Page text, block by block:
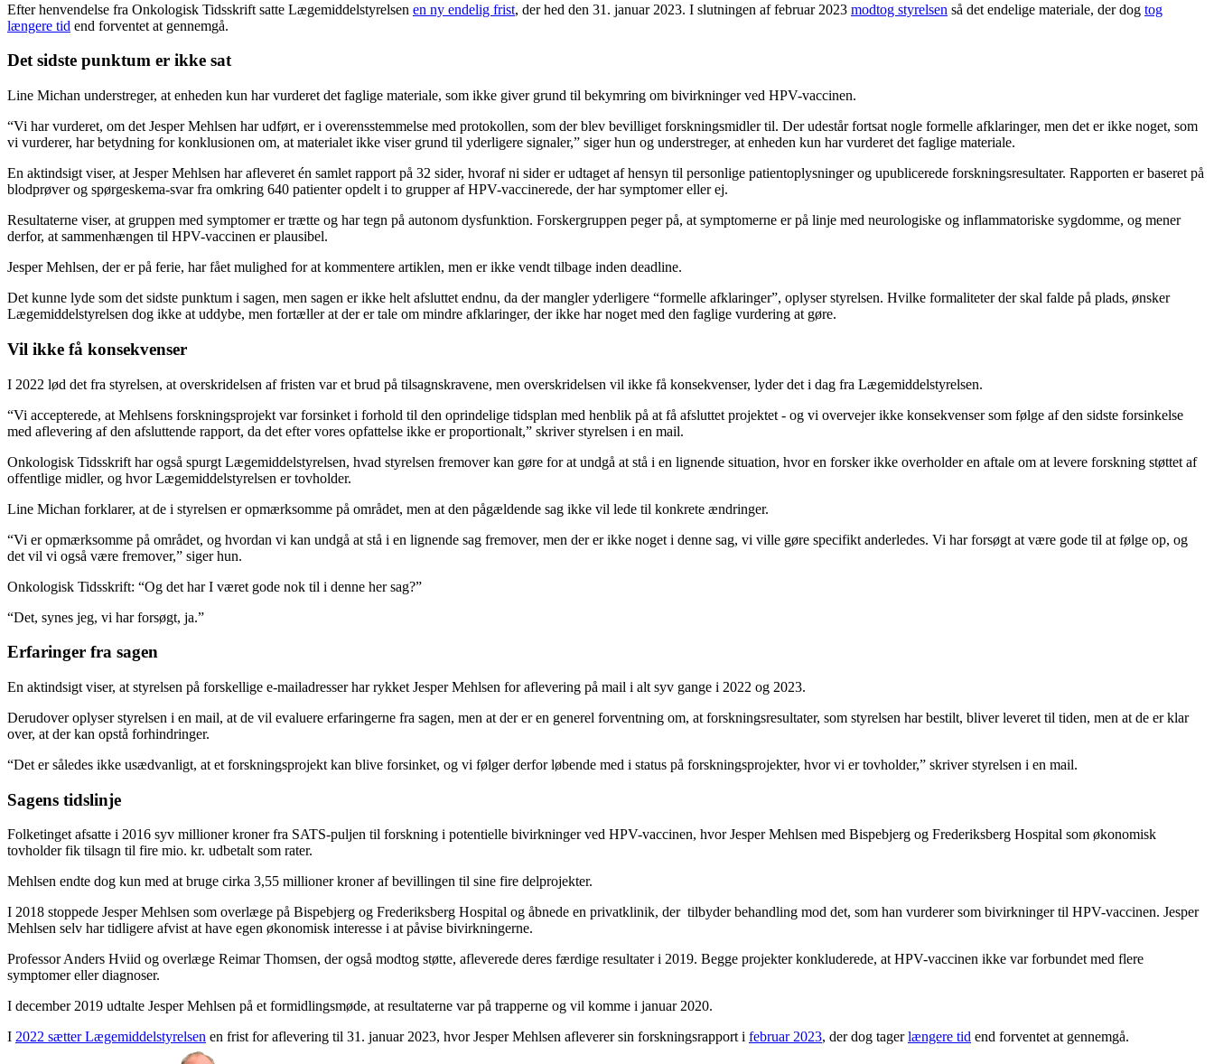
Efter henvendelse fra Onkologisk Tidsskrift satte Lægemiddelstyrelsen en ny endelig frist, der hed den 31. januar 2023. I slutningen af februar 2023 modtog styrelsen så det endelige materiale, der dog tog
længere tid end forventet at gennemgå.
Det sidste punktum er ikke sat
Line Michan understreger, at enheden kun har vurderet det faglige materiale, som ikke giver grund til bekymring om bivirkninger ved HPV-vaccinen.
“Vi har vurderet, om det Jesper Mehlsen har udført, er i overensstemmelse med protokollen, som der blev bevilliget forskningsmidler til. Der udestår fortsat nogle formelle afklaringer, men det er ikke noget, som
vi vurderer, har betydning for konklusionen om, at materialet ikke viser grund til yderligere signaler,” siger hun og understreger, at enheden kun har vurderet det faglige materiale.
En aktindsigt viser, at Jesper Mehlsen har afleveret én samlet rapport på 32 sider, hvoraf ni sider er udtaget af hensyn til personlige patientoplysninger og upublicerede forskningsresultater. Rapporten er baseret på
blodprøver og spørgeskema-svar fra omkring 640 patienter opdelt i to grupper af HPV-vaccinerede, der har symptomer eller ej.
Resultaterne viser, at gruppen med symptomer er trætte og har tegn på autonom dysfunktion. Forskergruppen peger på, at symptomerne er på linje med neurologiske og inflammatoriske sygdomme, og mener
derfor, at sammenhængen til HPV-vaccinen er plausibel.
Jesper Mehlsen, der er på ferie, har fået mulighed for at kommentere artiklen, men er ikke vendt tilbage inden deadline.
Det kunne lyde som det sidste punktum i sagen, men sagen er ikke helt afsluttet endnu, da der mangler yderligere “formelle afklaringer”, oplyser styrelsen. Hvilke formaliteter der skal falde på plads, ønsker
Lægemiddelstyrelsen dog ikke at uddybe, men fortæller at der er tale om mindre afklaringer, der ikke har noget med den faglige vurdering at gøre.
Vil ikke få konsekvenser
I 2022 lød det fra styrelsen, at overskridelsen af fristen var et brud på tilsagnskravene, men overskridelsen vil ikke få konsekvenser, lyder det i dag fra Lægemiddelstyrelsen.
“Vi accepterede, at Mehlsens forskningsprojekt var forsinket i forhold til den oprindelige tidsplan med henblik på at få afsluttet projektet - og vi overvejer ikke konsekvenser som følge af den sidste forsinkelse
med aflevering af den afsluttende rapport, da det efter vores opfattelse ikke er proportionalt,” skriver styrelsen i en mail.
Onkologisk Tidsskrift har også spurgt Lægemiddelstyrelsen, hvad styrelsen fremover kan gøre for at undgå at stå i en lignende situation, hvor en forsker ikke overholder en aftale om at levere forskning støttet af
offentlige midler, og hvor Lægemiddelstyrelsen er tovholder.
Line Michan forklarer, at de i styrelsen er opmærksomme på området, men at den pågældende sag ikke vil lede til konkrete ændringer.
“Vi er opmærksomme på området, og hvordan vi kan undgå at stå i en lignende sag fremover, men der er ikke noget i denne sag, vi ville gøre specifikt anderledes. Vi har forsøgt at være gode til at følge op, og
det vil vi også være fremover,” siger hun.
Onkologisk Tidsskrift: “Og det har I været gode nok til i denne her sag?”
“Det, synes jeg, vi har forsøgt, ja.”
Erfaringer fra sagen
En aktindsigt viser, at styrelsen på forskellige e-mailadresser har rykket Jesper Mehlsen for aflevering på mail i alt syv gange i 2022 og 2023.
Derudover oplyser styrelsen i en mail, at de vil evaluere erfaringerne fra sagen, men at der er en generel forventning om, at forskningsresultater, som styrelsen har bestilt, bliver leveret til tiden, men at de er klar
over, at der kan opstå forhindringer.
“Det er således ikke usædvanligt, at et forskningsprojekt kan blive forsinket, og vi følger derfor løbende med i status på forskningsprojekter, hvor vi er tovholder,” skriver styrelsen i en mail.
Sagens tidslinje
Folketinget afsatte i 2016 syv millioner kroner fra SATS-puljen til forskning i potentielle bivirkninger ved HPV-vaccinen, hvor Jesper Mehlsen med Bispebjerg og Frederiksberg Hospital som økonomisk
tovholder fik tilsagn til fire mio. kr. udbetalt som rater.
Mehlsen endte dog kun med at bruge cirka 3,55 millioner kroner af bevillingen til sine fire delprojekter.
I 2018 stoppede Jesper Mehlsen som overlæge på Bispebjerg og Frederiksberg Hospital og åbnede en privatklinik, der tilbyder behandling mod det, som han vurderer som bivirkninger til HPV-vaccinen. Jesper
Mehlsen selv har tidligere afvist at have egen økonomisk interesse i at påvise bivirkningerne.
Professor Anders Hviid og overlæge Reimar Thomsen, der også modtog støtte, afleverede deres færdige resultater i 2019. Begge projekter konkluderede, at HPV-vaccinen ikke var forbundet med flere
symptomer eller diagnoser.
I december 2019 udtalte Jesper Mehlsen på et formidlingsmøde, at resultaterne var på trapperne og vil komme i januar 2020.
I 2022 sætter Lægemiddelstyrelsen en frist for aflevering til 31. januar 2023, hvor Jesper Mehlsen afleverer sin forskningsrapport i februar 2023, der dog tagerlængere tid end forventet at gennemgå.